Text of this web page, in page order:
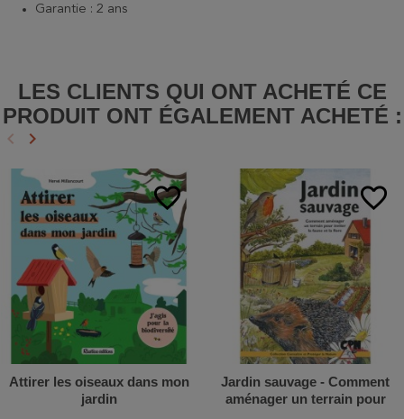
Garantie : 2 ans
LES CLIENTS QUI ONT ACHETÉ CE
PRODUIT ONT ÉGALEMENT ACHETÉ :
Précédent
keyboard_arrow_left Suivant
keyboard_arrow_right
favorite_border
Attirer les oiseaux dans mon
jardin
favorite_border
Jardin sauvage - Comment
aménager un terrain pour